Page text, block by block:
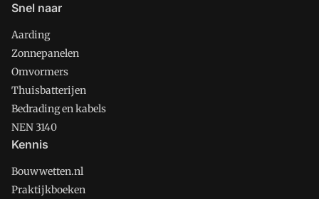
Snel naar
Aarding
Zonnepanelen
Omvormers
Thuisbatterijen
Bedrading en kabels
NEN 3140
Kennis
Bouwwetten.nl
Praktijkboeken